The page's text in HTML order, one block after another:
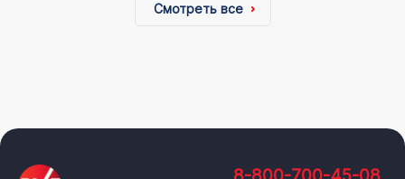
Смотреть все